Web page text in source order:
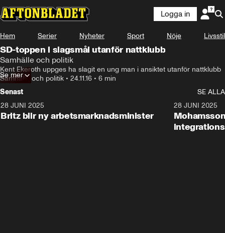
Logga in
Hem Serier Nyheter Sport Nöje Livsstil
SD-toppen i slagsmål utanför nattklubb
Samhälle och politik
Kent Ekeroth uppges ha slagit en ung man i ansiktet utanför nattklubb
Samhälle och politik • 24.11.16 • 6 min
Se mer
Senast
SE ALLA
28 JUNI 2025
Britz blir ny arbetsmarknadsminister
28 JUNI 2025